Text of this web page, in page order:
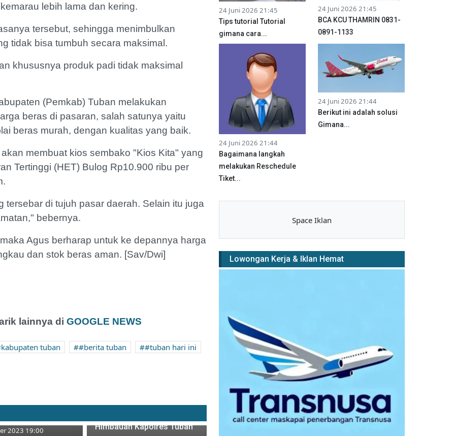
lebih lama dan kering.
tersebut, sehingga menimbulkan
tidak bisa tumbuh secara maksimal.
khususnya produk padi tidak maksimal
(Pemkab) Tuban melakukan
beras di pasaran, salah satunya yaitu
beras murah, dengan kualitas yang baik.
membuat kios sembako "Kios Kita" yang
Tertinggi (HET) Bulog Rp10.900 ribu per
tersebar di tujuh pasar daerah. Selain itu juga
bebernya.
Agus berharap untuk ke depannya harga
dan stok beras aman. [Sav/Dwi]
lainnya di GOOGLE NEWS
tuban #berita tuban
#tuban hari ini
Ekstrem,
Lontar di
2023 19:00
Himbauan Kapolres Tuban
24 Juni 2026 21:45
Tips tutorial Tutorial
gimana cara...
24 Juni 2026 21:45
BCA KCU THAMRIN 0831-
0891-1133
24 Juni 2026 21:44
Bagaimana langkah
melakukan Reschedule
Tiket...
24 Juni 2026 21:44
Berikut ini adalah solusi
Gimana...
Space Iklan
Lowongan Kerja & Iklan Hemat